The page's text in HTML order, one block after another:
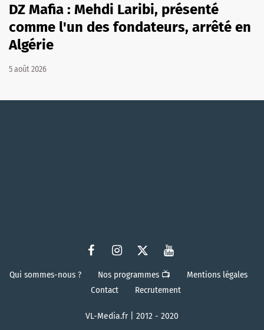
DZ Mafia : Mehdi Laribi, présenté
comme l'un des fondateurs, arrêté en
Algérie
5 août 2026
Qui sommes-nous ? Nos programmes 📺
Mentions légales
Contact
Recrutement
VL-Media.fr | 2012 - 2020